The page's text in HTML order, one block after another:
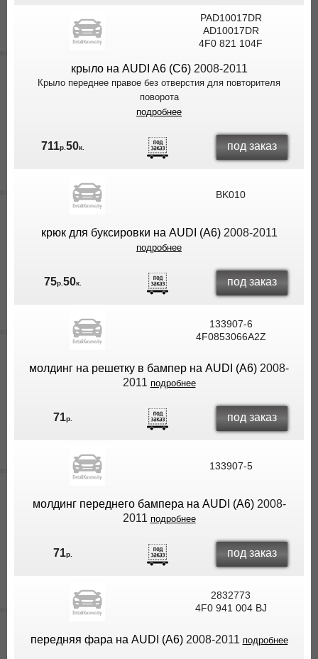
PAD10017DR
AD10017DR
4F0 821 104F
крыло на AUDI A6 (C6)2008-2011
Крыло переднее правое без отверстия для повторителя
поворота
подробнее
711р.50к. под заказ
BK010
крюк для буксировки на AUDI (A6)2008-2011
подробнее
75р.50к. под заказ
133907-6
4F0853066A2Z
молдинг на решетку в бампер на AUDI (A6) 2008-
2011 подробнее
71р. под заказ
133907-5
молдинг переднего бампера на AUDI (A6)2008-
2011 подробнее
71р. под заказ
2832773
4F0 941 004 BJ
передняя фара на AUDI (A6)2008-2011 подробнее